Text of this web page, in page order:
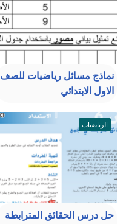
نماذج مسائل رياضيات للصف
الاول الابتدائي
الرياضيات
حل درس الحقائق المترابطة